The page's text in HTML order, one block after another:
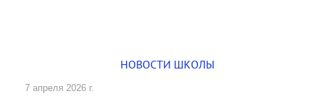
НОВОСТИ ШКОЛЫ
7 апреля 2026 г.